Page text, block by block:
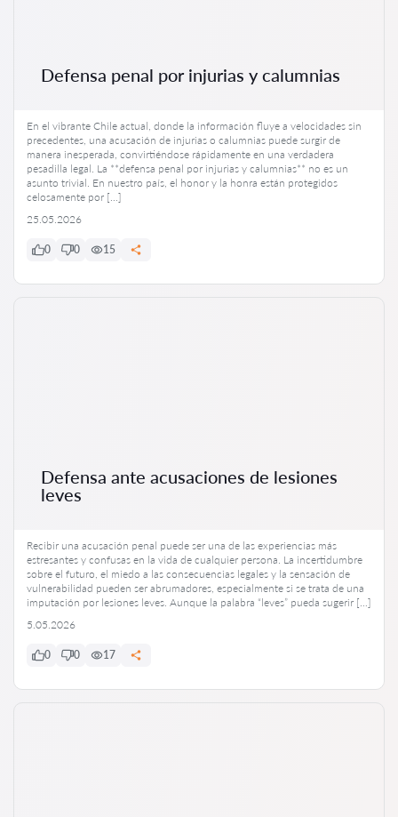
Defensa penal por injurias y calumnias
En el vibrante Chile actual, donde la información fluye a velocidades sin
precedentes, una acusación de injurias o calumnias puede surgir de
manera inesperada, convirtiéndose rápidamente en una verdadera
pesadilla legal. La **defensa penal por injurias y calumnias** no es un
asunto trivial. En nuestro país, el honor y la honra están protegidos
celosamente por […]
25.05.2026
0 0 15
Defensa ante acusaciones de lesiones
leves
Recibir una acusación penal puede ser una de las experiencias más
estresantes y confusas en la vida de cualquier persona. La incertidumbre
sobre el futuro, el miedo a las consecuencias legales y la sensación de
vulnerabilidad pueden ser abrumadores, especialmente si se trata de una
imputación por lesiones leves. Aunque la palabra “leves” pueda sugerir […]
5.05.2026
0 0 17